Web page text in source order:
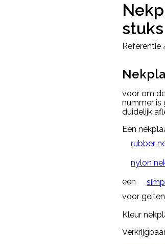
stuks
Referentie
voor om
nummer is
duidelijk
Een
rubber
nylon
een
voor
Kleur